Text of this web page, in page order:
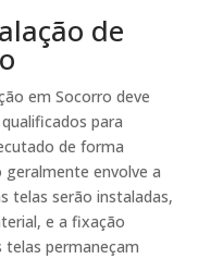
de
em Socorro deve
para
de forma
envolve a
telas serão instaladas,
e a fixação
telas permaneçam